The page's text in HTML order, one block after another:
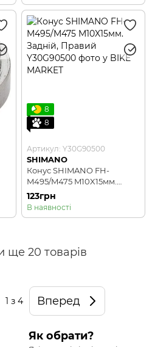
8
8
Артикул: Y30G90500
SHIMANO
Конус SHIMANO FH-
M495/M475 M10X15мм.
Задній, Правий
123грн
В наявності
ще 20 товарів
1 з 4 Вперед
Як обрати?